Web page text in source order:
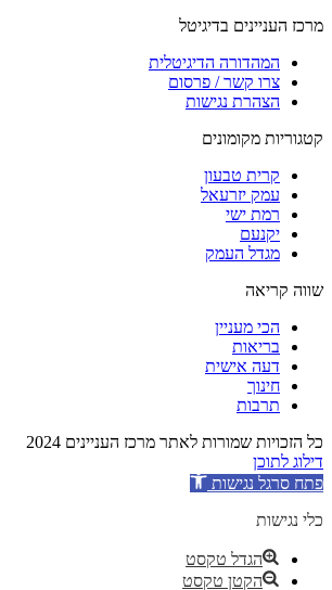
מרכז העניינים בדיגיטל
המהדורה הדיגיטלית
צרו קשר / פרסום
הצהרת נגישות
קטגוריות מקומונים
קרית טבעון
עמק יזרעאל
רמת ישי
יקנעם
מגדל העמק
שווה קריאה
הכי מעניין
בריאות
דעה אישית
חינוך
תרבות
כל הזכויות שמורות לאתר מרכז העניינים 2024
דילוג לתוכן
פתח סרגל נגישות
כלי נגישות
הגדל טקסט
הקטן טקסט